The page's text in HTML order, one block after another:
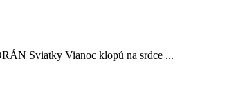
Sviatky Vianoc klopú na srdce ...